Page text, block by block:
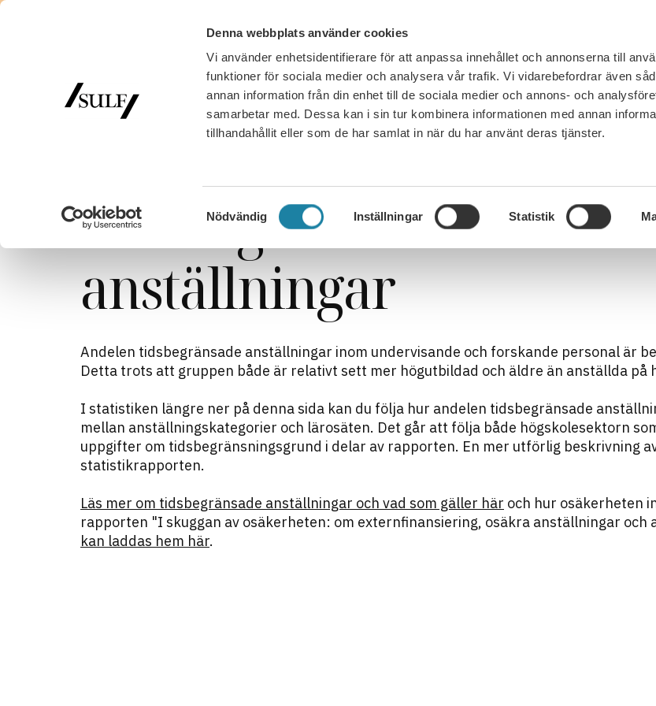
Denna webbplats använder cookies
Vi använder enhetsidentifierare för att anpassa innehållet och annonserna till
funktioner för sociala medier och analysera vår trafik. Vi vidarebefordrar även
annan information från din enhet till de sociala medier och annons- och
samarbetar med. Dessa kan i sin tur kombinera informationen med annan
tillhandahållit eller som de har samlat in när du har använt deras tjänster.
Samtyckesval
Nödvändig Inställningar Statistik
MEDLEMSKAP JOBB, LÖN OCH VILLKOR SULF
Tidsbegränsade
anställningar
Andelen tidsbegränsade anställningar inom undervisande och forskande personal är
Detta trots att gruppen både är relativt sett mer högutbildad och äldre än anställda på
I statistiken längre ner på denna sida kan du följa hur andelen tidsbegränsade
mellan anställningskategorier och lärosäten. Det går att följa både högskolesektorn
uppgifter om tidsbegränsningsgrund i delar av rapporten. En mer utförlig beskrivning
statistikrapporten.
Läs mer om tidsbegränsade anställningar och vad som gäller här och hur osäkerheten
rapporten "I skuggan av osäkerheten: om externfinansiering, osäkra anställningar
kan laddas hem här.